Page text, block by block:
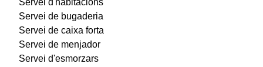
Servei d'habitacions
Servei de bugaderia
Servei de caixa forta
Servei de menjador
Servei d'esmorzars